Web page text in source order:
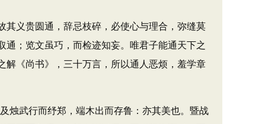
义贵圆通，辞忌枝碎，必使心与理合，弥缝莫
；览文虽巧，而检迹知妄。唯君子能通天下之
解《尚书》，三十万言，所以通人恶烦，羞学章
武行而纾郑，端木出而存鲁：亦其美也。暨战